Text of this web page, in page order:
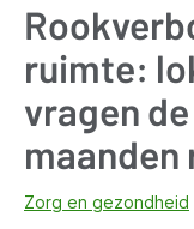
inhoud
ruimte:
vragen
Zorg en gezondheid